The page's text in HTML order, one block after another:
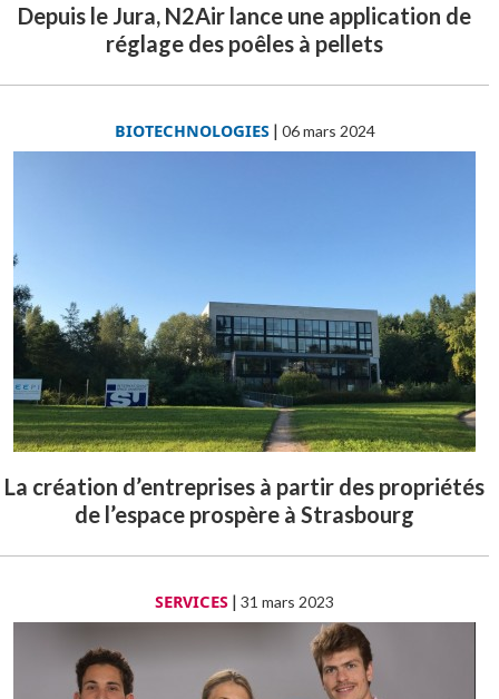
Depuis le Jura, N2Air lance une application de
réglage des poêles à pellets
BIOTECHNOLOGIES| 06 mars 2024
La création d’entreprises à partir des propriétés
de l’espace prospère à Strasbourg
SERVICES |31 mars 2023